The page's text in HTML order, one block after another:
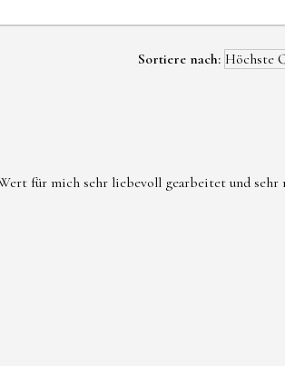
vermeiden.
Sortiere nach:
für mich sehr liebevoll gearbeitet und sehr